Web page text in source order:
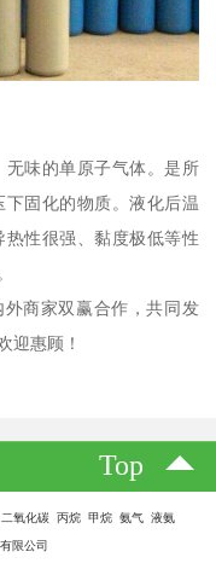
味的单原子气体。是所
固化的物质。液化后温
热性很强、黏度极低等性
商家双赢合作，共同发
迎惠顾！
Top
氧化碳 丙烷 甲烷 氨气 液氨
限公司